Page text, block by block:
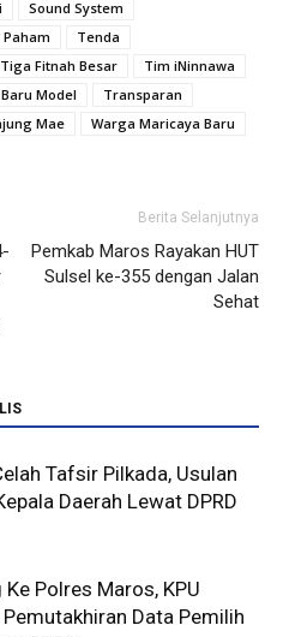
Sound System
Tenda
Tiga Fitnah Besar
Tim iNinnawa
Model
Transparan
Mae
Warga Maricaya Baru
Berita Selanjutnya
Pemkab Maros Rayakan HUT
Sulsel ke-355 dengan Jalan
Sehat
Tafsir Pilkada, Usulan
Daerah Lewat DPRD
Polres Maros, KPU
Data Pemilih